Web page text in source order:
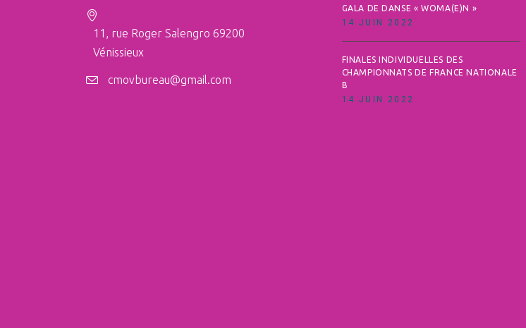
11, rue Roger Salengro 69200
Vénissieux
cmovbureau@gmail.com
GALA DE DANSE « WOMA(E)N »
14 JUIN 2022
FINALES INDIVIDUELLES DES
CHAMPIONNATS DE FRANCE NATIONALE
B
14 JUIN 2022